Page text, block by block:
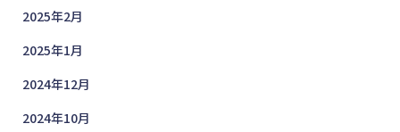
2025年2月
2025年1月
2024年12月
2024年10月